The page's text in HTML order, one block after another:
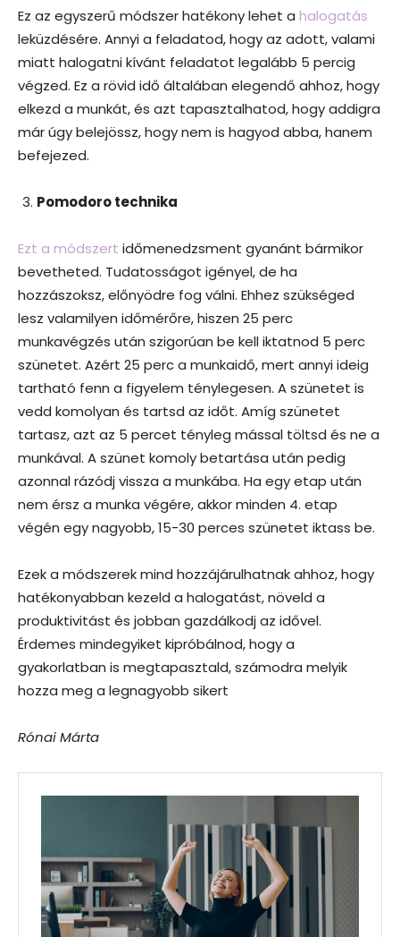
Ez az egyszerű módszer hatékony lehet a halogatás
leküzdésére. Annyi a feladatod, hogy az adott, valami
miatt halogatni kívánt feladatot legalább 5 percig
végzed. Ez a rövid idő általában elegendő ahhoz, hogy
elkezd a munkát, és azt tapasztalhatod, hogy addigra
már úgy belejössz, hogy nem is hagyod abba, hanem
befejezed.
Pomodoro technika
Ezt a módszert időmenedzsment gyanánt bármikor
bevetheted. Tudatosságot igényel, de ha
hozzászoksz, előnyödre fog válni. Ehhez szükséged
lesz valamilyen időmérőre, hiszen 25 perc
munkavégzés után szigorúan be kell iktatnod 5 perc
szünetet. Azért 25 perc a munkaidő, mert annyi ideig
tartható fenn a figyelem ténylegesen. A szünetet is
vedd komolyan és tartsd az időt. Amíg szünetet
tartasz, azt az 5 percet tényleg mással töltsd és ne a
munkával. A szünet komoly betartása után pedig
azonnal rázódj vissza a munkába. Ha egy etap után
nem érsz a munka végére, akkor minden 4. etap
végén egy nagyobb, 15-30 perces szünetet iktass be.
Ezek a módszerek mind hozzájárulhatnak ahhoz, hogy
hatékonyabban kezeld a halogatást, növeld a
produktivitást és jobban gazdálkodj az idővel.
Érdemes mindegyiket kipróbálnod, hogy a
gyakorlatban is megtapasztald, számodra melyik
hozza meg a legnagyobb sikert
Rónai Márta